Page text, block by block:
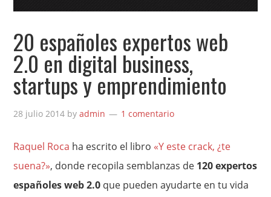
20 españoles expertos web
2.0 en digital business,
startups y emprendimiento
28 julio 2014 byadmin 1 comentario
Raquel Roca ha escrito el libro «Y este crack, ¿te
suena?», donde recopila semblanzas de 120 expertos
españoles web 2.0 que pueden ayudarte en tu vida